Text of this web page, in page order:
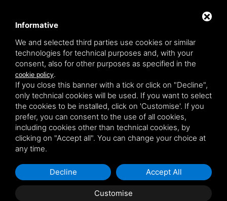
Privacy policy
TITOLCHIMICA SPA - VIA DELL'ARTIGIANATO, 2
(MACROAREA) 45030 VILLAMARZANA (RO) ITALY,
TEL +39 0425 492644. P.I. 00748970290
Informative
We and selected third parties use cookies or similar
technologies for technical purposes and, with your
consent, also for other purposes as specified in the
cookie policy.
If you close this banner with a tick or click on "Decline",
only technical cookies will be used. If you want to select
the cookies to be installed, click on 'Customise'. If you
prefer, you can consent to the use of all cookies,
including cookies other than technical cookies, by
clicking on "Accept all". You can change your choice at
any time.
Customise
Decline Accept All